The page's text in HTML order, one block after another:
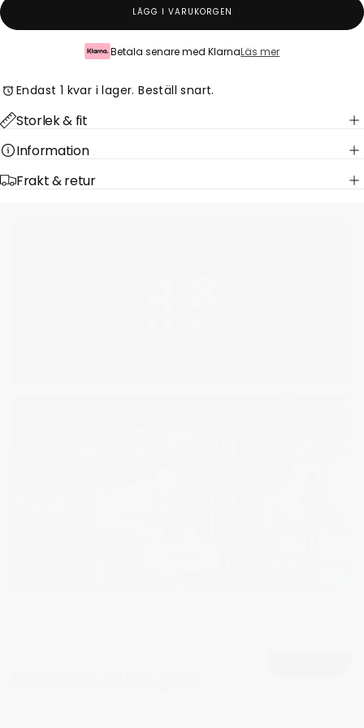
LÄGG I VARUKORGEN
Betala senare med KlarnaLäs mer
Endast 1 kvar i lager. Beställ snart.
Storlek & fit
Information
Frakt & retur